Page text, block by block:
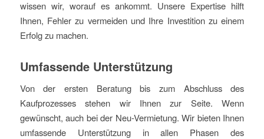
wissen wir, worauf es ankommt. Unsere Expertise hilft
Ihnen, Fehler zu vermeiden und Ihre Investition zu einem
Erfolg zu machen.
Umfassende Unterstützung
Von der ersten Beratung bis zum Abschluss des
Kaufprozesses stehen wir Ihnen zur Seite. Wenn
gewünscht, auch bei der Neu-Vermietung. Wir bieten Ihnen
umfassende Unterstützung in allen Phasen des